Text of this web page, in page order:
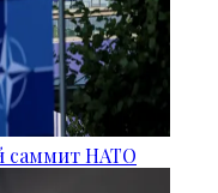
саммит НАТО